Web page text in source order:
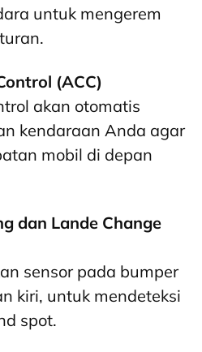
untuk mengerem
(ACC)
akan otomatis
kendaraan Anda agar
mobil di depan
dan Lande Change
sensor pada bumper
kiri, untuk mendeteksi
spot.